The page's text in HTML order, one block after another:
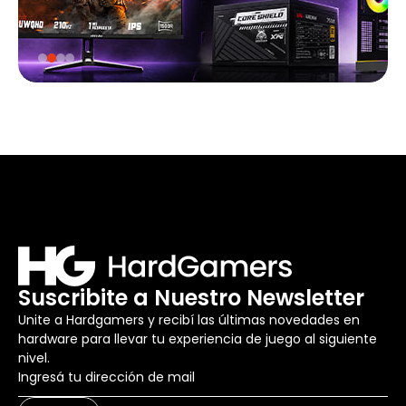
Suscribite a Nuestro Newsletter
Unite a Hardgamers y recibí las últimas novedades en
hardware para llevar tu experiencia de juego al siguiente
nivel.